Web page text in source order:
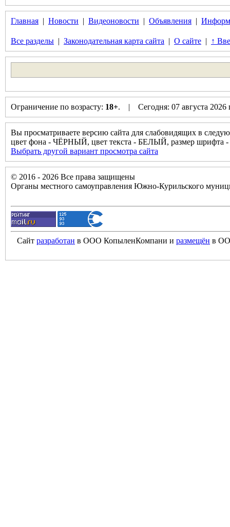
Главная | Новости | Видеоновости | Объявления |
Все разделы | Законодательная карта сайта | О сайте | ↑
Ограничение по возрасту: 18+. | Сегодня: 07 августа
Вы просматриваете версию сайта для слабовидящих в
цвет фона - ЧЁРНЫЙ, цвет текста - БЕЛЫЙ, размер
Выбрать другой вариант просмотра сайта
© 2016 - 2026 Все права защищены
Органы местного самоуправления Южно-Курильского
Сайт разработан в ООО КопыленКомпани и размещён в